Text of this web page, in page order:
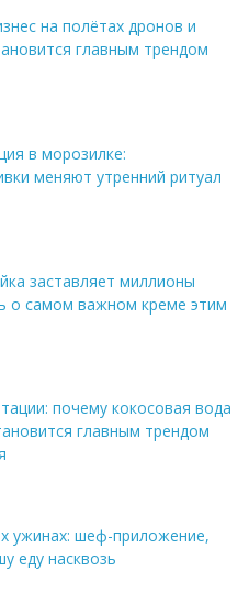
на полётах дронов и
главным трендом
в морозилке:
меняют утренний ритуал
заставляет миллионы
о самом важном креме этим
почему кокосовая вода
главным трендом
ужинах: шеф-приложение,
еду насквозь